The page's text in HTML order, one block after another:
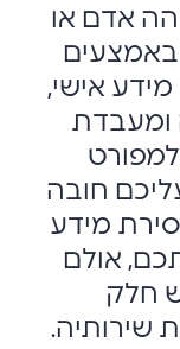
אדם או
באמצעים
אישי,
ומעבדת
חובה
מידע
אולם
חלק
שירותיה.